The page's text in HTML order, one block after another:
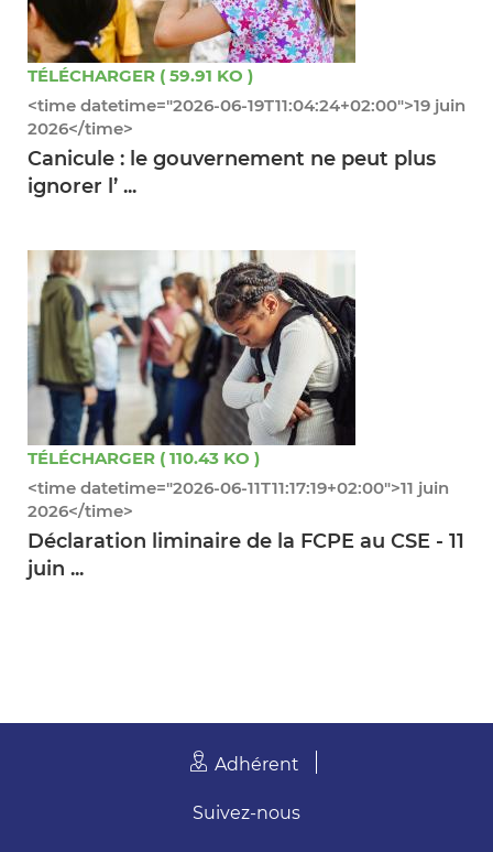
Canicule : le gouvernement ne peut plus
ignorer l’ ...
<time datetime="2026-06-19T11:04:24+02:00">19 juin
2026</time>
TÉLÉCHARGER ( 59.91 KO )
Déclaration liminaire de la FCPE au CSE - 11
juin ...
<time datetime="2026-06-11T11:17:19+02:00">11 juin
2026</time>
TÉLÉCHARGER ( 110.43 KO )
Adhérent
Suivez-nous